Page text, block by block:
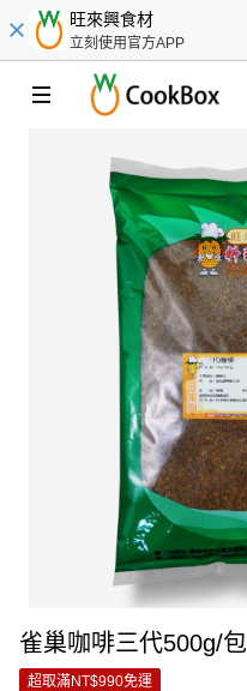
旺來興食材
立刻使用官方APP
雀巢咖啡三代500g/包
超取滿NT$990免運